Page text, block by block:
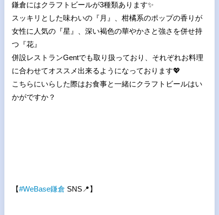
鎌倉にはクラフトビールが3種類あります✨
スッキリとした味わいの『月』、柑橘系のポップの香りが
女性に人気の『星』、深い褐色の華やかさと強さを併せ持
つ『花』
併設レストランGentでも取り扱っており、それぞれお料理
に合わせてオススメ出来るようになっております💖
こちらにいらした際はお食事と一緒にクラフトビールはい
かがですか？
【#WeBase鎌倉 SNS📍】